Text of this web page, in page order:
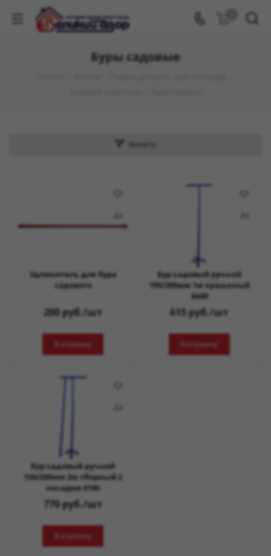
Буры садовые
Фильтр
Удлинитель для бура
садового
200руб./шт
В корзину
Бур садовый ручной
150/200мм 1м крашеный
8440
615 руб./шт
В корзину
Бур садовый ручной
150/200мм 2м сборный 2
насадки 4196
770руб./шт
В корзину